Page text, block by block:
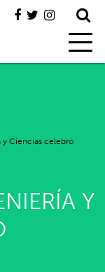
y Ciencias celebró
Y